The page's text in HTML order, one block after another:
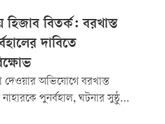
হিজাব বিতর্ক: বরখাস্ত
দাবিতে
দেওয়ার অভিযোগে বরখাস্ত
পুনর্বহাল, ঘটনার সুষ্ঠু